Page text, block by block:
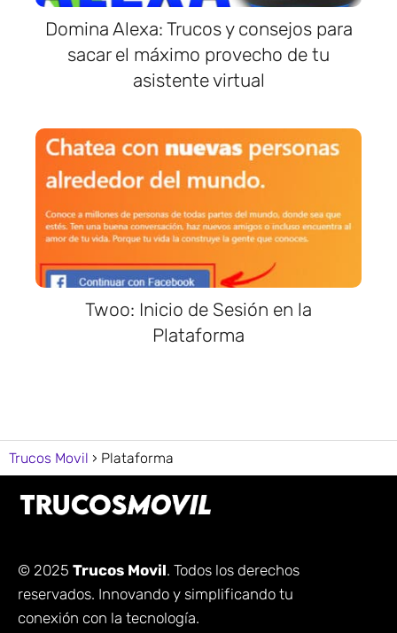
Domina Alexa: Trucos y consejos para
sacar el máximo provecho de tu
asistente virtual
Twoo: Inicio de Sesión en la
Plataforma
Trucos Movil Plataforma
© 2025 Trucos Movil. Todos los derechos
reservados. Innovando y simplificando tu
conexión con la tecnología.